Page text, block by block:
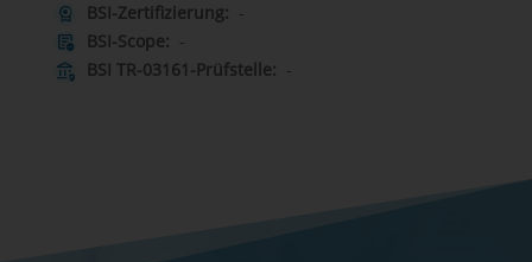
license
BSI-Zertifizierung: -
other_admission BSI-Scope: -
assured_workload BSI TR-03161-Prüfstelle: -